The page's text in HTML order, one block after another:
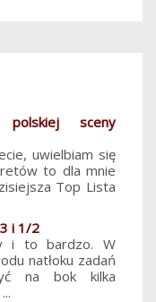
sceny
uwielbiam się
to dla mnie
Top Lista
i 1/2
i to bardzo. W
natłoku zadań
na bok kilka